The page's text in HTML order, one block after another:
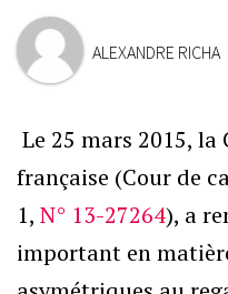
ALEXANDRE RICHA
Le 25 mars 2015,
française (Cour de
1, N° 13-27264), a
important en